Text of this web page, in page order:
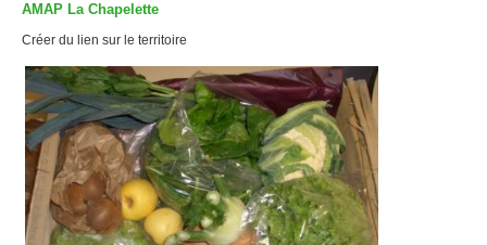
AMAP La Chapelette
Créer du lien sur le territoire